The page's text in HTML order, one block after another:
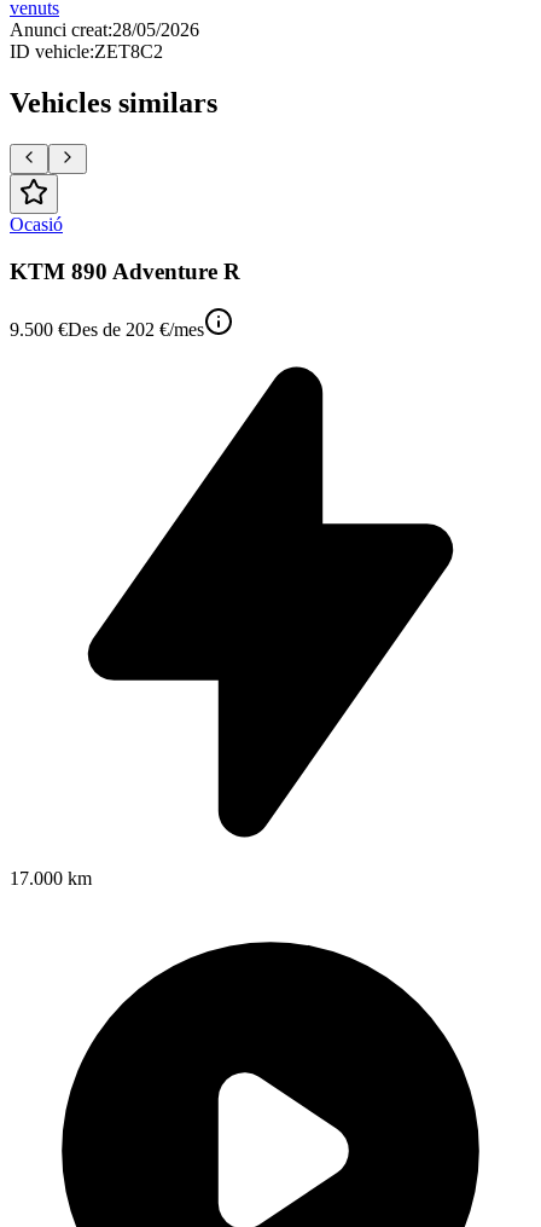
venuts
Anunci creat:28/05/2026
ID vehicle:ZET8C2
Vehicles similars
Ocasió
KTM 890 Adventure R
9.500 €Des de 202 €/mes
17.000 km